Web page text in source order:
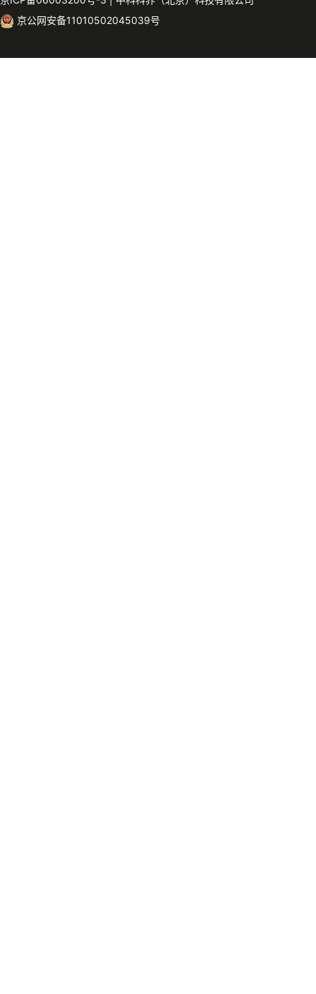
京公网安备11010502045039号